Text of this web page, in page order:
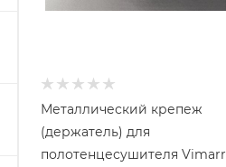
Металлический крепеж
(держатель) для
полотенцесушителя Vimarr